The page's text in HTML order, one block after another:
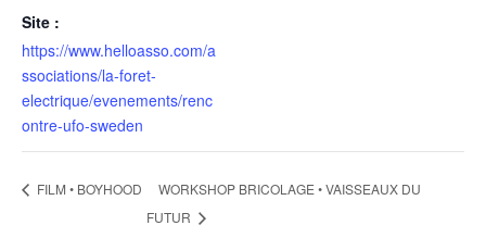
Site :
https://www.helloasso.com/a
ssociations/la-foret-
electrique/evenements/renc
ontre-ufo-sweden
FILM • BOYHOOD
WORKSHOP BRICOLAGE • VAISSEAUX DU
FUTUR